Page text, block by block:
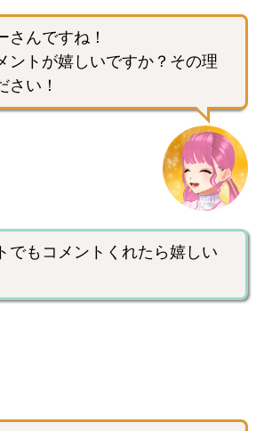
さんですね！
ントが嬉しいですか？その理
さい！
でもコメントくれたら嬉しい